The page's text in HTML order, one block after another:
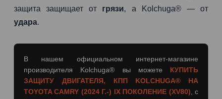
защита защищает от грязи, а Kolchuga® — от
удара.
В нашем официальном интернет-магазине
производителя Kolchuga® вы можете КУПИТЬ
ЗАЩИТУ ДВИГАТЕЛЯ, КПП KOLCHUGA® НА
TOYOTA CAMRY (2024 Г.-) IX ПОКОЛЕНИЕ (XV80) , с